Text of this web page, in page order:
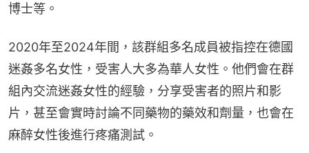
博士等。
2020年至2024年間，該群組多名成員被指控在德國
迷姦多名女性，受害人大多為華人女性。他們會在群
組內交流迷姦女性的經驗，分享受害者的照片和影
片，甚至會實時討論不同藥物的藥效和劑量，也會在
麻醉女性後進行疼痛測試。